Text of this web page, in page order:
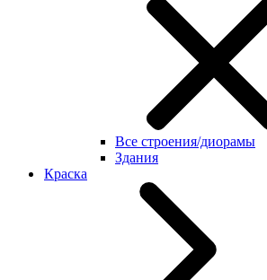
Все строения/диорамы
Здания
Краска